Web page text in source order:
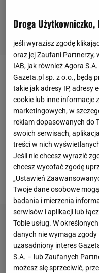
W 1/16finałuLigi
Eindhoven. W
drużyna wygrała
zakończyło się
że do dalszej fazy
meczu doszło do
udziałem Marko
się jeden zkibiców
Droga
jeśli wyrazisz zgodę
oraz jej Zaufani Partnerzy,
IAB, jak również Agora
Gazeta.pl sp. z o.o., będą
takie jak adresy IP, adresy
cookie lub inne informacje
marketingowych, w
reklam dopasowanych do
swoich serwisach,
treści w nich
Jeśli nie chcesz wyrazić
chcesz wycofać zgodę
„Ustawień
Twoje dane osobowe
badania i mierzenia
serwisów i aplikacji lub
Tobie usług. W
danych nie wymaga
uzasadniony interes
S.A. – lub Zaufanych
możesz się sprzeciwić,